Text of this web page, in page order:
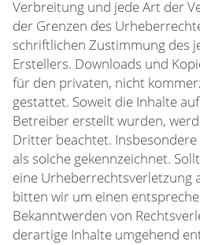
Verbreitung und jede Art der
der Grenzen des
schriftlichen Zustimmung des
Erstellers. Downloads und
für den privaten, nicht
gestattet. Soweit die Inhalte
Betreiber erstellt wurden,
Dritter beachtet.
als solche gekennzeichnet.
eine Urheberrechtsverletzung
bitten wir um einen
Bekanntwerden von
derartige Inhalte umgehend